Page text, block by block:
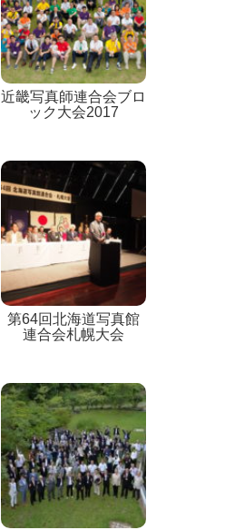
近畿写真師連合会ブロ
ック大会2017
第64回北海道写真館
連合会札幌大会